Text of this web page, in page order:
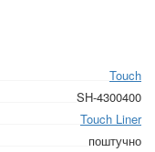
Touch
SH-4300400
Touch Liner
поштучно